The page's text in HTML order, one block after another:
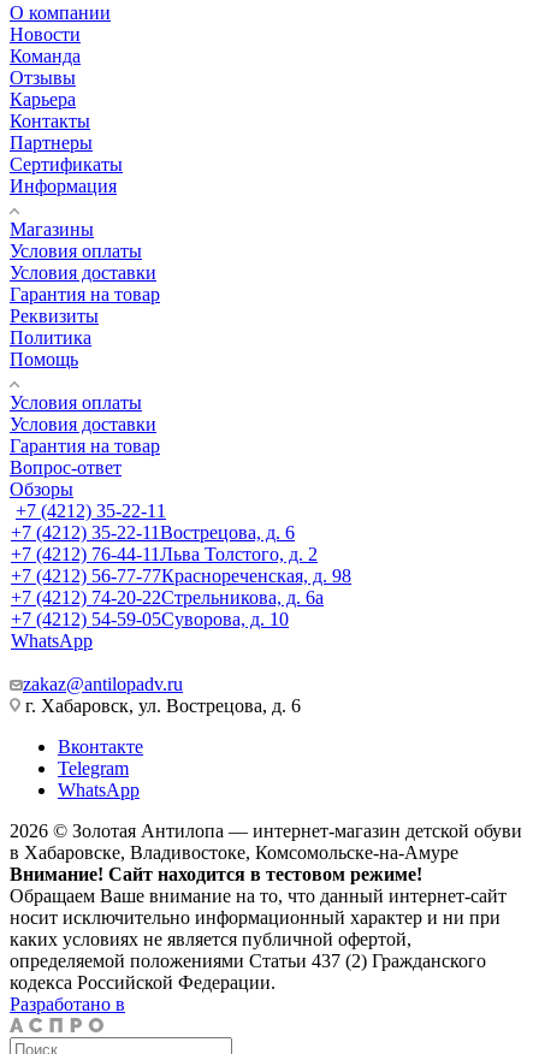
О компании
Новости
Команда
Отзывы
Карьера
Контакты
Партнеры
Сертификаты
Информация
Магазины
Условия оплаты
Условия доставки
Гарантия на товар
Реквизиты
Политика
Помощь
Условия оплаты
Условия доставки
Гарантия на товар
Вопрос-ответ
Обзоры
+7 (4212) 35-22-11
+7 (4212) 35-22-11Вострецова, д. 6
+7 (4212) 76-44-11Льва Толстого, д. 2
+7 (4212) 56-77-77Краснореченская, д. 98
+7 (4212) 74-20-22Стрельникова, д. 6а
+7 (4212) 54-59-05Суворова, д. 10
WhatsApp
zakaz@antilopadv.ru
г. Хабаровск, ул. Вострецова, д. 6
Вконтакте
Telegram
WhatsApp
2026 © Золотая Антилопа — интернет-магазин детской обуви
в Хабаровске, Владивостоке, Комсомольске-на-Амуре
Внимание! Сайт находится в тестовом режиме!
Обращаем Ваше внимание на то, что данный интернет-сайт
носит исключительно информационный характер и ни при
каких условиях не является публичной офертой,
определяемой положениями Статьи 437 (2) Гражданского
кодекса Российской Федерации.
Разработано в